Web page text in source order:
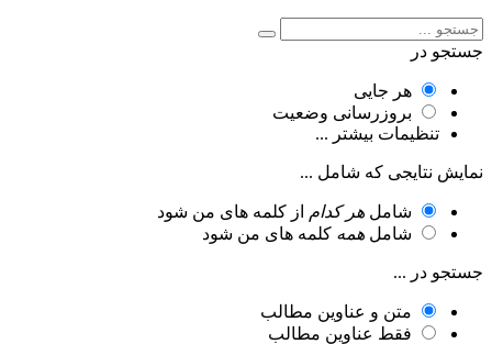
جستجو در
هر جایی
بروزرسانی وضعیت
تنظیمات بیشتر ...
نمایش نتایجی که شامل ...
شامل هر کدام از کلمه های من شود
شامل همه کلمه های من شود
جستجو در ...
متن و عناوین مطالب
فقط عناوین مطالب